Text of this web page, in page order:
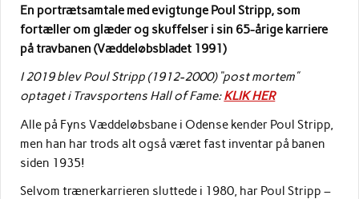
En portrætsamtale med evigtunge Poul Stripp, som
fortæller om glæder og skuffelser i sin 65-årige karriere
på travbanen (Væddeløbsbladet 1991)
I 2019 blev Poul Stripp (1912-2000) “post mortem”
optaget i Travsportens Hall of Fame:KLIK HER
Alle på Fyns Væddeløbsbane i Odense kender Poul Stripp,
men han har trods alt også været fast inventar på banen
siden 1935!
Selvom trænerkarrieren sluttede i 1980, har Poul Stripp –